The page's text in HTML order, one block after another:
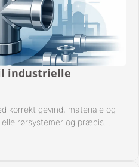
industrielle
korrekt gevind, materiale og
rørsystemer og præcis